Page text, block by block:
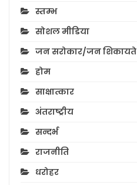
स्तम्भ
सोशल मीडिया
जन सरोकार/जन शिकायते
होम
साक्षात्कार
अंतराष्ट्रीय
सन्दर्भ
राजनीति
धरोहर